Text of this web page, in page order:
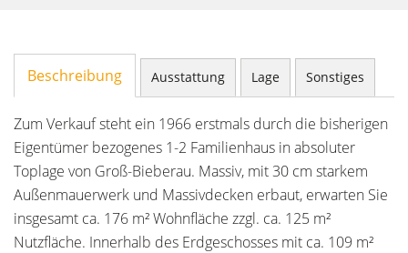
Beschreibung Ausstattung Lage Sonstiges
Zum Verkauf steht ein 1966 erstmals durch die bisherigen
Eigentümer bezogenes 1-2 Familienhaus in absoluter
Toplage von Groß-Bieberau. Massiv, mit 30 cm starkem
Außenmauerwerk und Massivdecken erbaut, erwarten Sie
insgesamt ca. 176 m² Wohnfläche zzgl. ca. 125 m²
Nutzfläche. Innerhalb des Erdgeschosses mit ca. 109 m²